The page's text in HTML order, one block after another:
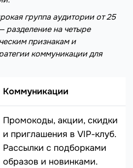
группа аудитории от 25
разделение на четыре
признакам и
коммуникации для
Коммуникации
Промокоды, акции, скидки
и приглашения в VIP-клуб.
Рассылки с подборками
образов и новинками.